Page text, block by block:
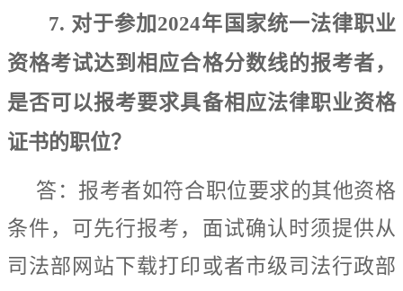
7. 对于参加 2024年国家统一法律职业
资格考试达到相应合格分数线的报考者，
是否可以报考要求具备相应法律职业资格
证书的职位？
答：报考者如符合职位要求的其他资格
条件，可先行报考， 面试确认时须提供从
司法部网站下载打印或者市级司法行政部